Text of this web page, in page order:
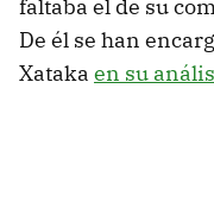
faltaba el de su
De él se han
Xataka en su